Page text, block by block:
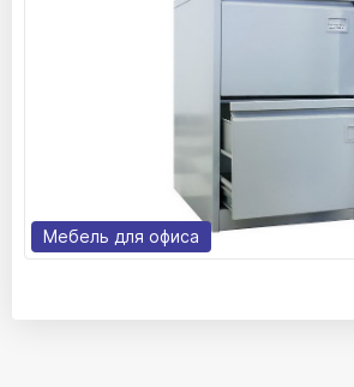
Мебель для офиса